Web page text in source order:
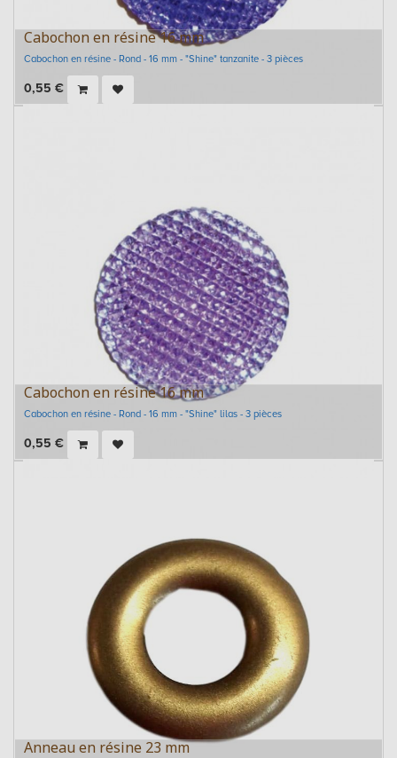
Cabochon en résine 16 mm
Cabochon en résine - Rond - 16 mm - "Shine" tanzanite - 3 pièces
0,55 €
Cabochon en résine 16 mm
Cabochon en résine - Rond - 16 mm - "Shine" lilas - 3 pièces
0,55 €
Anneau en résine 23 mm